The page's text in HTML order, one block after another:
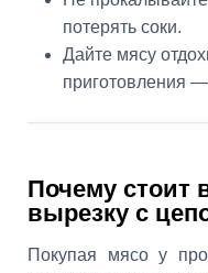
потерять соки.
Дайте мясу
приготовления
Почему стоит
вырезку с
Покупая мясо у